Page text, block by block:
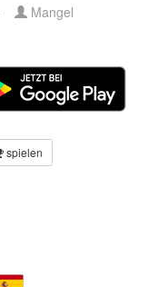
Mangel
spielen